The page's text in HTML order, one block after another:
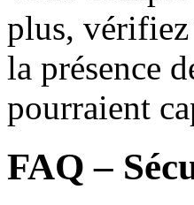
plus,
la présence
pourraient
FAQ –